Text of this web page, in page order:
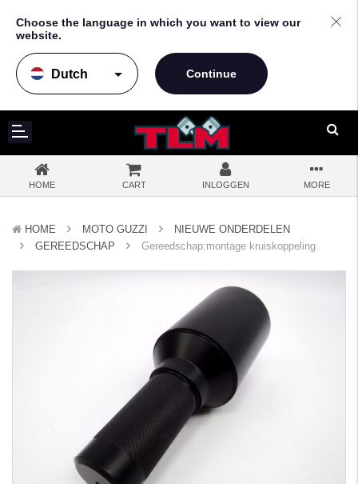
Choose the language in which you want to view our
website.
arrow_drop_down
HOME CART INLOGGEN MORE
HOME MOTO GUZZI
NIEUWE ONDERDELEN
GEREEDSCHAP
Gereedschap:montage kruiskoppeling